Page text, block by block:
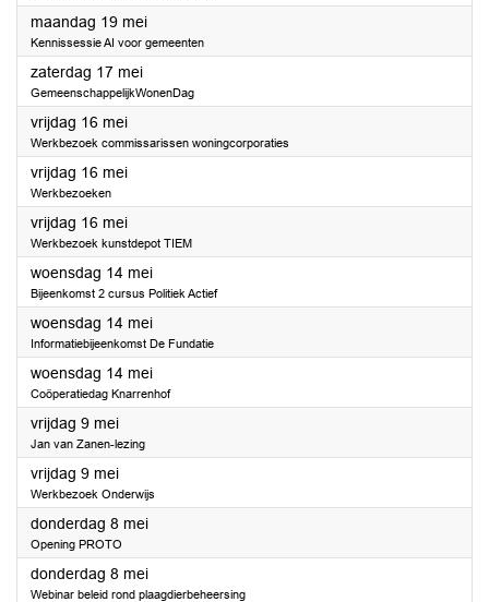
maandag 19 mei2025
Kennissessie AI voor gemeenten
zaterdag 17 mei2025
GemeenschappelijkWonenDag
vrijdag 16 mei2025
Werkbezoek commissarissen woningcorporaties
vrijdag 16 mei2025
Werkbezoeken
vrijdag 16 mei2025
Werkbezoek kunstdepot TIEM
woensdag 14 mei2025
Bijeenkomst 2 cursus Politiek Actief
woensdag 14 mei2025
Informatiebijeenkomst De Fundatie
woensdag 14 mei2025
Coöperatiedag Knarrenhof
vrijdag 9 mei2025
Jan van Zanen-lezing
vrijdag 9 mei2025
Werkbezoek Onderwijs
donderdag 8 mei2025
Opening PROTO
donderdag 8 mei2025
Webinar beleid rond plaagdierbeheersing